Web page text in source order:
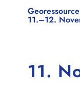
11.–12.
11.